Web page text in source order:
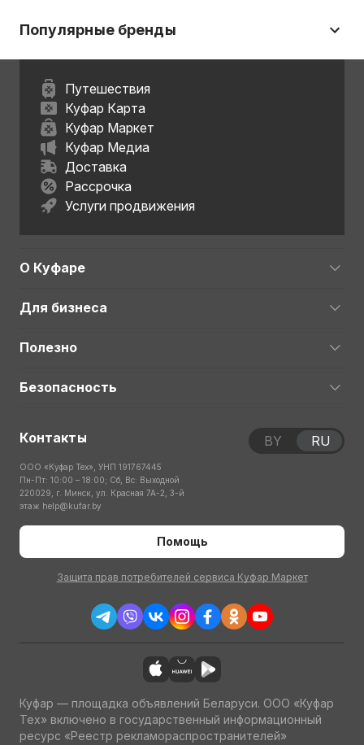
Популярные бренды
Путешествия
Куфар Карта
Куфар Маркет
Куфар Медиа
Доставка
Рассрочка
Услуги продвижения
О Куфаре
Для бизнеса
Полезно
Безопасность
Контакты
ООО «Куфар Тех», УНП 191767445
Пн-Пт: 10:00 – 18:00; Сб, Вс: Выходной
220029, г. Минск, ул. Красная 7А-2, 3-й
этаж help@kufar.by
Помощь
Защита прав потребителей сервиса Куфар Маркет
BY RU
Куфар — площадка объявлений Беларуси. ООО «Куфар
Тех» включено в государственный информационный
ресурс «Реестр рекламораспространителей»